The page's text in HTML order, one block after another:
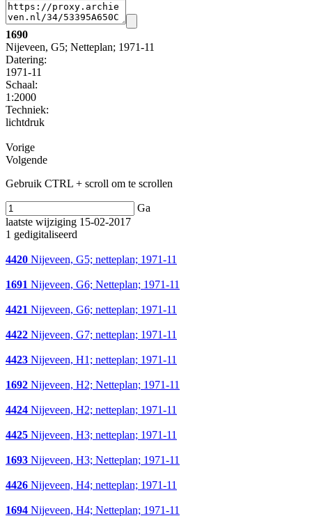
1690
Nijeveen, G5; Netteplan; 1971-11
Datering:
1971-11
Schaal:
1:2000
Techniek:
lichtdruk
Vorige
Volgende
Gebruik CTRL + scroll om te scrollen
Ga
laatste wijziging 15-02-2017
1 gedigitaliseerd
4420 Nijeveen, G5; netteplan; 1971-11
1691 Nijeveen, G6; Netteplan; 1971-11
4421 Nijeveen, G6; netteplan; 1971-11
4422 Nijeveen, G7; netteplan; 1971-11
4423 Nijeveen, H1; netteplan; 1971-11
1692 Nijeveen, H2; Netteplan; 1971-11
4424 Nijeveen, H2; netteplan; 1971-11
4425 Nijeveen, H3; netteplan; 1971-11
1693 Nijeveen, H3; Netteplan; 1971-11
4426 Nijeveen, H4; netteplan; 1971-11
1694 Nijeveen, H4; Netteplan; 1971-11